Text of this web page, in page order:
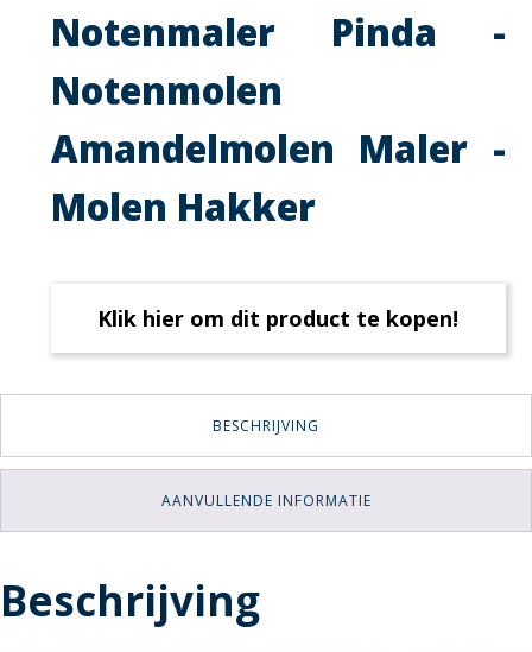
Notenmaler Pinda -
Notenmolen
Amandelmolen Maler -
Molen Hakker
Klik hier om dit product te kopen!
BESCHRIJVING
AANVULLENDE INFORMATIE
Beschrijving